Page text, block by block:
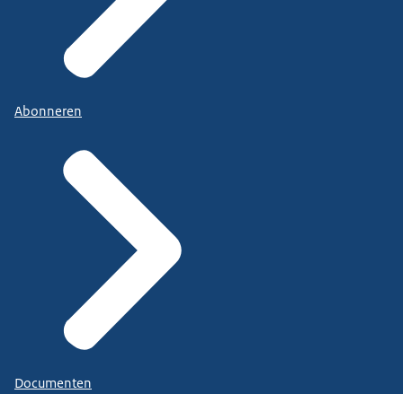
Abonneren
Documenten